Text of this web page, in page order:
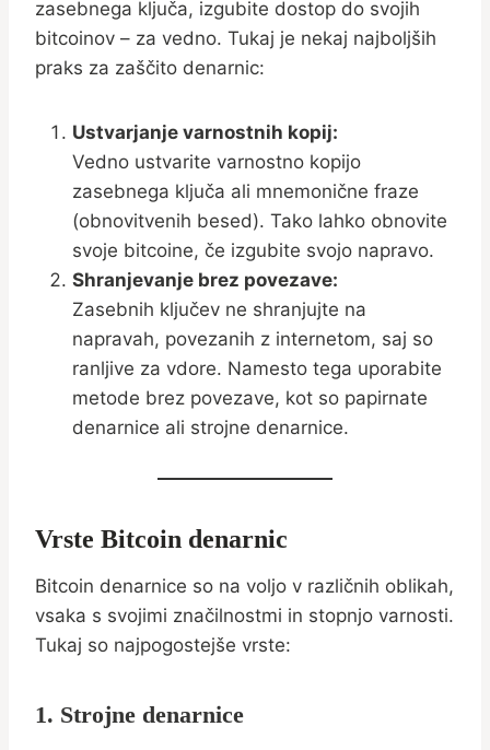
zasebnega ključa, izgubite dostop do svojih
bitcoinov – za vedno. Tukaj je nekaj najboljših
praks za zaščito denarnic:
Ustvarjanje varnostnih kopij:
Vedno ustvarite varnostno kopijo
zasebnega ključa ali mnemonične fraze
(obnovitvenih besed). Tako lahko obnovite
svoje bitcoine, če izgubite svojo napravo.
Shranjevanje brez povezave:
Zasebnih ključev ne shranjujte na
napravah, povezanih z internetom, saj so
ranljive za vdore. Namesto tega uporabite
metode brez povezave, kot so papirnate
denarnice ali strojne denarnice.
Vrste Bitcoin denarnic
Bitcoin denarnice so na voljo v različnih oblikah,
vsaka s svojimi značilnostmi in stopnjo varnosti.
Tukaj so najpogostejše vrste:
1. Strojne denarnice